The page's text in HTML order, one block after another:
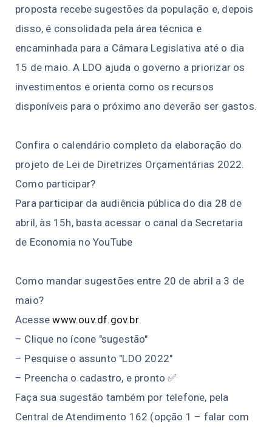
proposta recebe sugestões da população e, depois
disso, é consolidada pela área técnica e
encaminhada para a Câmara Legislativa até o dia
15 de maio. A LDO ajuda o governo a priorizar os
investimentos e orienta como os recursos
disponíveis para o próximo ano deverão ser gastos.
Confira o calendário completo da elaboração do
projeto de Lei de Diretrizes Orçamentárias 2022.
Como participar?
Para participar da audiência pública do dia 28 de
abril, às 15h, basta acessar o canal da Secretaria
de Economia no YouTube
Como mandar sugestões entre 20 de abril a 3 de
maio?
Acesse www.ouv.df.gov.br
– Clique no ícone "sugestão"
– Pesquise o assunto "LDO 2022"
– Preencha o cadastro, e pronto ✅
Faça sua sugestão também por telefone, pela
Central de Atendimento 162 (opção 1 – falar com